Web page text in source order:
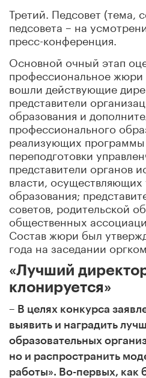
Третий. Педсовет (тема,
педсовета – на
пресс-конференция.
Основной очный этап
профессиональное жюри
вошли действующие
представители
образования и
профессионального
реализующих программы
переподготовки
представители органов
власти,
образования;
советов, родительской
общественных
Состав жюри был
года на заседании
«Лучший
клонируется»
– В целях конкурса
выявить и наградить
образовательных
но и распространить
работы». Во-первых, как